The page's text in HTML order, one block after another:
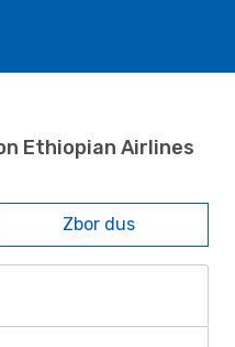
Ethiopian Airlines
Zbor dus